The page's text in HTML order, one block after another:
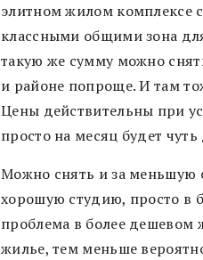
элитном жилом комплексе
классными общими зона
такую же сумму можно
и районе попроще. И там
Цены действительны при
просто на месяц будет
Можно снять и за меньшую
хорошую студию, просто в
проблема в более дешевом
жилье, тем меньше